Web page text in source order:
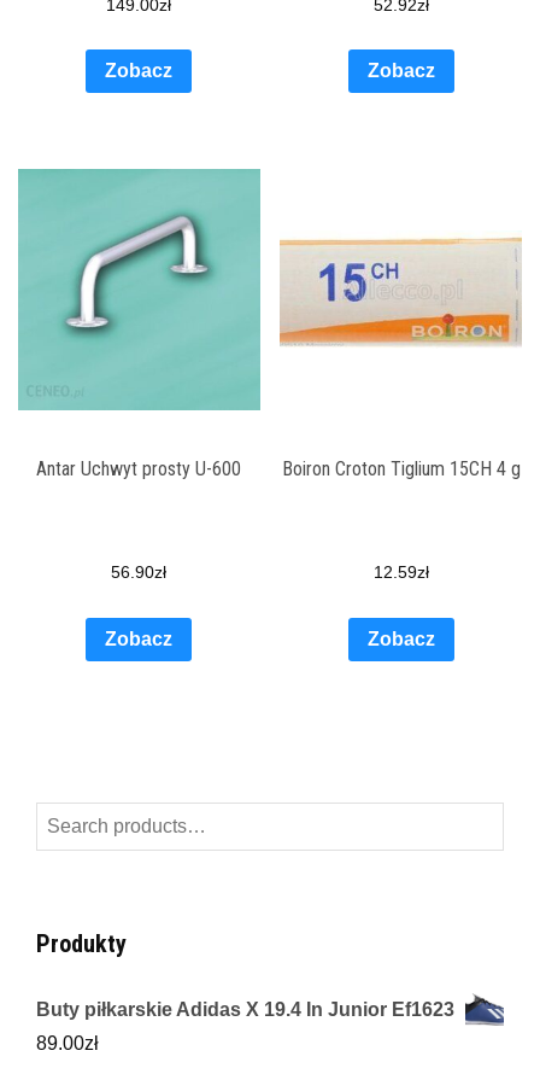
149.00zł
Zobacz
52.92zł
Zobacz
Antar Uchwyt prosty U-600
56.90zł
Zobacz
Boiron Croton Tiglium 15CH 4 g
12.59zł
Zobacz
Search
for:
Produkty
Buty piłkarskie Adidas X 19.4 In Junior Ef1623
89.00zł